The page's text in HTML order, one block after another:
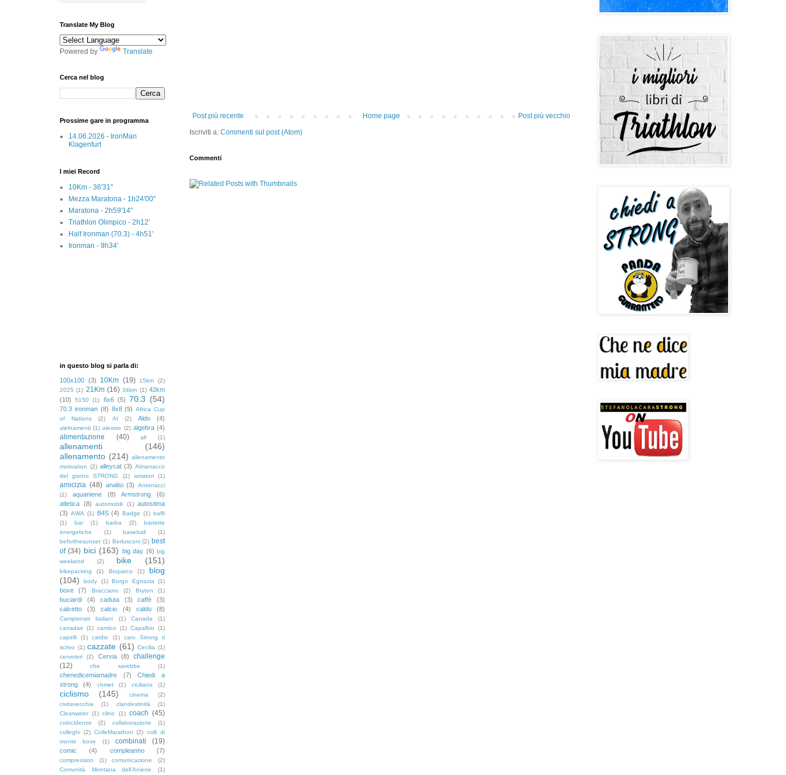
Post più recente Post più vecchio
Home page
Iscriviti a: Commenti sul post (Atom)
Commenti
Translate My Blog
Powered by Translate
Cerca nel blog
Prossime gare in programma
14.06.2026 - IronMan
Klagenfurt
I miei Record
10Km - 36'31"
Mezza Maratona - 1h24'00"
Maratona - 2h59'14"
Triathlon Olimpico - 2h12'
Half Ironman (70.3) - 4h51'
Ironman - 9h34'
in questo blog si parla di:
100x100 (3) 10Km (19) 15km
(2)
2025 (1) 21Km (16) 34km (1) 42km
(10)
5150 (1) 6x6 (5) 70.3 (54)
70.3 ironman (8) 8x8 (9) Africa Cup
of Nations
(2) AI (2) Aldo (4)
alelnamenti (1) alessio (2) algebra (4)
alimentazione (40) all (1)
allenamenti
(146)
allenamento (214) allenamento
motivation (2) alleycat (3) Almanacco
del giorno STRONG
(1) amatori (1)
amicizia (48) analisi (3)
Antonacci
(1)
aquaniene (8) Armstrong
(6)
atletica (8) automobili (1) autostima
(3) AWA (1) B4S (4) Badge (1) baffi
(1)
bar (1) barba (2)
barrette
energetiche
(1) baseball
(1)
beforthesunset (1) Berlusconi (2) best
of (34) bici (163) big day (6) big
weekend
(2) bike (151)
bikepacking (1) Bioparco (1)
blog
(104)
body (1) Borgo Egnazia (1)
boxe (7) Bracciano (2) Bryton (1)
buciardi (4) caduta (3) caffè
(3)
calcetto
(3) calcio (4) caldo (8)
Campionati Italiani (1) Canada
(1)
canadair (1) cantico (1) Capalbio
(1)
capelli
(1) cardio (1)
caro Strong ti
scrivo (1) cazzate (61) Cecilia (1)
cerveteri
(2) Cervia (8)
challenge
(12)
che sarebbe (1)
chenedicemiamadre (7)
Chiedi a
strong
(4) chmet (1) ciciliano (1)
ciclismo (145) cinema
(2)
civitavecchia
(1) clandestinità
(1)
Clearwater (1) clinic (1) coach (45)
coincidenze (2) collaborazione
(1)
colleghi (2) ColleMarathon (2) colli di
monte bove
(1) combinati (19)
comic (4) compleanno (7)
compression (1) comunicazione
(2)
Comunità Montana dell'Aniene
(1)